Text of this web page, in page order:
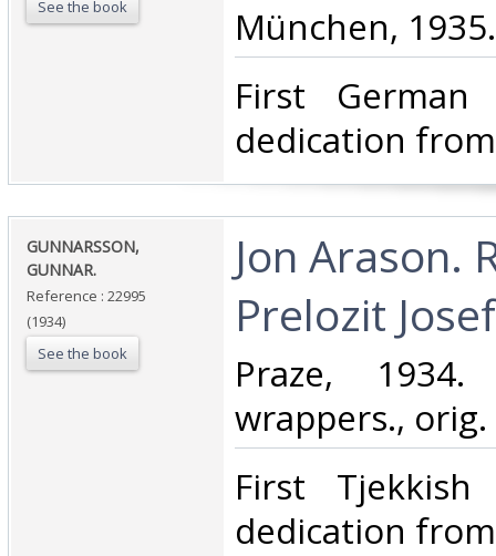
See the book
‎München,
‎First
dedication
‎GUNNARSSON,
GUNNAR.‎
Reference : 22995
(1934)
See the book
‎Jon Arason.
Prelozit
‎Praze,
wrappers., orig.
‎First
dedication